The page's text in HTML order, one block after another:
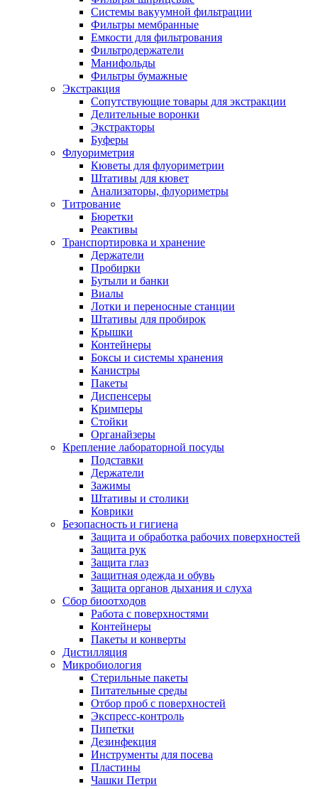
Системы вакуумной фильтрации
Фильтры мембранные
Емкости для фильтрования
Фильтродержатели
Манифольды
Фильтры бумажные
Экстракция
Сопутствующие товары для экстракции
Делительные воронки
Экстракторы
Буферы
Флуориметрия
Кюветы для флуориметрии
Штативы для кювет
Анализаторы, флуориметры
Титрование
Бюретки
Реактивы
Транспортировка и хранение
Держатели
Пробирки
Бутыли и банки
Виалы
Лотки и переносные станции
Штативы для пробирок
Крышки
Контейнеры
Боксы и системы хранения
Канистры
Пакеты
Диспенсеры
Кримперы
Стойки
Органайзеры
Крепление лабораторной посуды
Подставки
Держатели
Зажимы
Штативы и столики
Коврики
Безопасность и гигиена
Защита и обработка рабочих поверхностей
Защита рук
Защита глаз
Защитная одежда и обувь
Защита органов дыхания и слуха
Сбор биоотходов
Работа с поверхностями
Контейнеры
Пакеты и конверты
Дистилляция
Микробиология
Стерильные пакеты
Питательные среды
Отбор проб с поверхностей
Экспресс-контроль
Пипетки
Дезинфекция
Инструменты для посева
Пластины
Чашки Петри